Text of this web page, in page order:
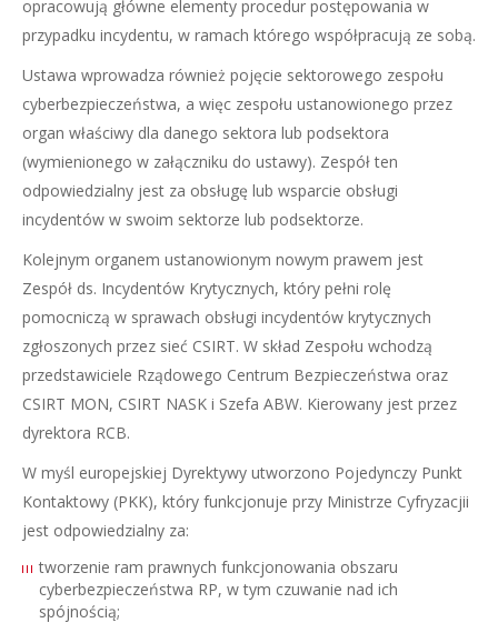
opracowują główne elementy procedur postępowania w
przypadku incydentu, w ramach którego współpracują ze sobą.
Ustawa wprowadza również pojęcie sektorowego zespołu
cyberbezpieczeństwa, a więc zespołu ustanowionego przez
organ właściwy dla danego sektora lub podsektora
(wymienionego w załączniku do ustawy). Zespół ten
odpowiedzialny jest za obsługę lub wsparcie obsługi
incydentów w swoim sektorze lub podsektorze.
Kolejnym organem ustanowionym nowym prawem jest
Zespół ds. Incydentów Krytycznych, który pełni rolę
pomocniczą w sprawach obsługi incydentów krytycznych
zgłoszonych przez sieć CSIRT. W skład Zespołu wchodzą
przedstawiciele Rządowego Centrum Bezpieczeństwa oraz
CSIRT MON, CSIRT NASK i Szefa ABW. Kierowany jest przez
dyrektora RCB.
W myśl europejskiej Dyrektywy utworzono Pojedynczy Punkt
Kontaktowy (PKK), który funkcjonuje przy Ministrze Cyfryzacjii
jest odpowiedzialny za:
tworzenie ram prawnych funkcjonowania obszaru
cyberbezpieczeństwa RP, w tym czuwanie nad ich
spójnością;